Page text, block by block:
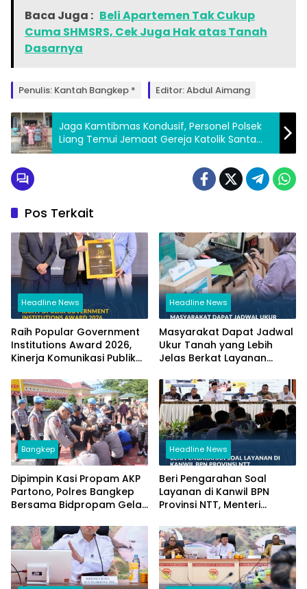
Baca Juga : Beli Apartemen Tak Cukup
Cuma SHMSRS, Cek Juga Hak atas Tanah
Dasarnya
Penulis: Kantah Bangkep * Editor: Abdul Aimang
Jaga Kamtibmas Kondusif, Personel Polsek
Liang Temui Jemaat Gereja Katolik Santa
Bernadette
Pos Terkait
Headline News
Raih Popular Government
Institutions Award 2026,
Kinerja Komunikasi Publik
Kembali Diakui
Headline News
Masyarakat Dapat Jadwal
Ukur Tanah yang Lebih
Jelas Berkat Layanan
Bangkep
Dipimpin Kasi Propam AKP
Partono, Polres Bangkep
Bersama Bidpropam Gelar
Headline News
Beri Pengarahan Soal
Layanan di Kanwil BPN
Provinsi NTT, Menteri
Pandang Masyarakat